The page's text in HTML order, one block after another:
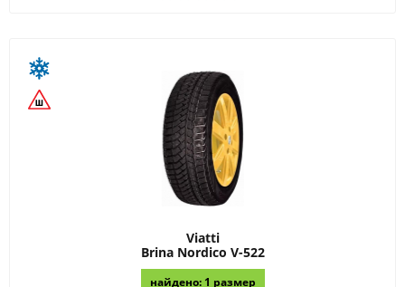
Viatti
Brina Nordico V-522
найдено: 1 размер